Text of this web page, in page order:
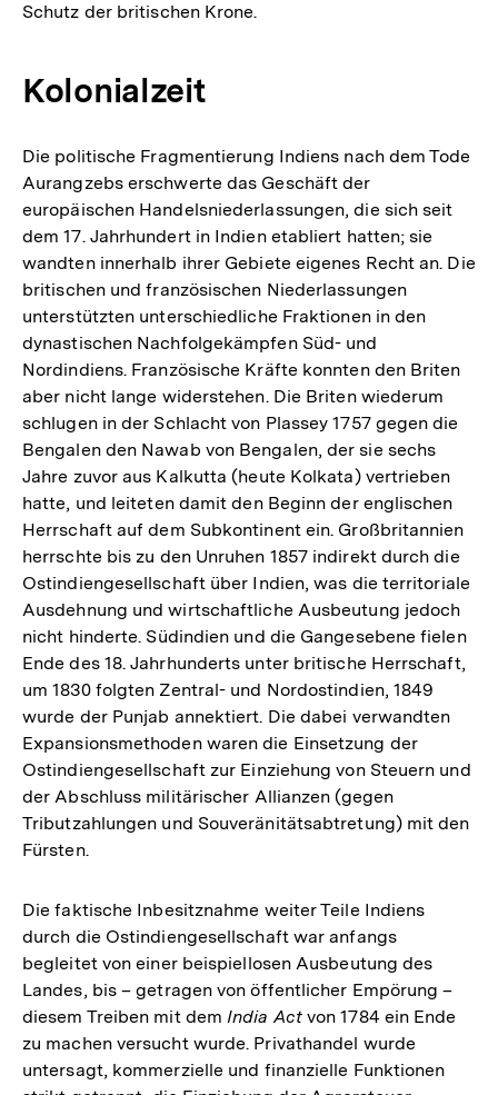
Schutz der britischen Krone.
Kolonialzeit
Die politische Fragmentierung Indiens nach dem Tode
Aurangzebs erschwerte das Geschäft der
europäischen Handelsniederlassungen, die sich seit
dem 17. Jahrhundert in Indien etabliert hatten; sie
wandten innerhalb ihrer Gebiete eigenes Recht an. Die
britischen und französischen Niederlassungen
unterstützten unterschiedliche Fraktionen in den
dynastischen Nachfolgekämpfen Süd- und
Nordindiens. Französische Kräfte konnten den Briten
aber nicht lange widerstehen. Die Briten wiederum
schlugen in der Schlacht von Plassey 1757 gegen die
Bengalen den Nawab von Bengalen, der sie sechs
Jahre zuvor aus Kalkutta (heute Kolkata) vertrieben
hatte, und leiteten damit den Beginn der englischen
Herrschaft auf dem Subkontinent ein. Großbritannien
herrschte bis zu den Unruhen 1857 indirekt durch die
Ostindiengesellschaft über Indien, was die territoriale
Ausdehnung und wirtschaftliche Ausbeutung jedoch
nicht hinderte. Südindien und die Gangesebene fielen
Ende des 18. Jahrhunderts unter britische Herrschaft,
um 1830 folgten Zentral- und Nordostindien, 1849
wurde der Punjab annektiert. Die dabei verwandten
Expansionsmethoden waren die Einsetzung der
Ostindiengesellschaft zur Einziehung von Steuern und
der Abschluss militärischer Allianzen (gegen
Tributzahlungen und Souveränitätsabtretung) mit den
Fürsten.
Die faktische Inbesitznahme weiter Teile Indiens
durch die Ostindiengesellschaft war anfangs
begleitet von einer beispiellosen Ausbeutung des
Landes, bis – getragen von öffentlicher Empörung –
diesem Treiben mit demIndia Act von 1784 ein Ende
zu machen versucht wurde. Privathandel wurde
untersagt, kommerzielle und finanzielle Funktionen